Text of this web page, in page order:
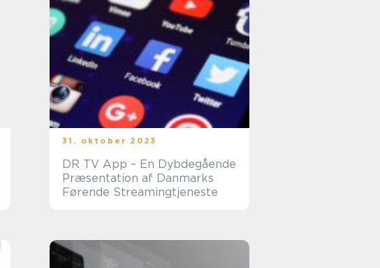
31. oktober 2023
DR TV App – En Dybdegående
Præsentation af Danmarks
Førende Streamingtjeneste